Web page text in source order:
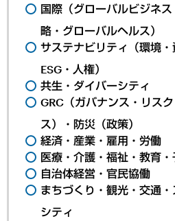
国際（グローバルビジネ
略・グローバルヘルス）
サステナビリティ（環境・
ESG・人権）
共生・ダイバーシティ
GRC（ガバナンス・リス
ス）・防災（政策）
経済・産業・雇用・労働
医療・介護・福祉・教育・
自治体経営・官民協働
まちづくり・観光・交通
シティ